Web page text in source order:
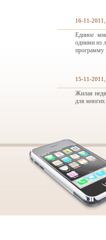
16-11-
Единое
одними из
программу
15-11-
Жилая
для многих